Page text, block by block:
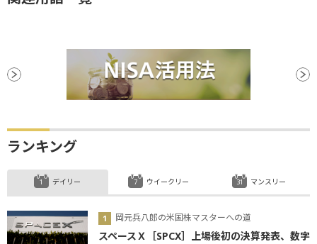
ランキング
デイリー
岡元兵八郎の米国株マスターへの道
スペースＸ［SPCX］上場後初の決算発表、数字
ウイークリー マンスリー